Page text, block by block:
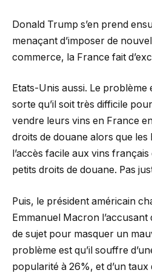
Donald Trump s’en prend
menaçant d’imposer de
commerce, la France fait
Etats-Unis aussi. Le problème
sorte qu’il soit très difficile
vendre leurs vins en France
droits de douane alors que
l’accès facile aux vins
petits droits de douane. Pas
Puis, le président américain
Emmanuel Macron l’accusant
de sujet pour masquer un
problème est qu’il souffre
popularité à 26%, et d’un